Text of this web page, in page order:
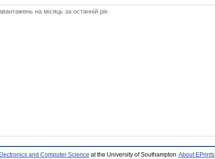
на місяць за останній рік
and Computer Science at the University of Southampton. About EPrints